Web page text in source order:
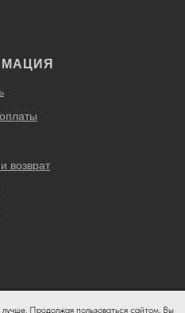
Продолжая пользоваться сайтом, Вы
возврат